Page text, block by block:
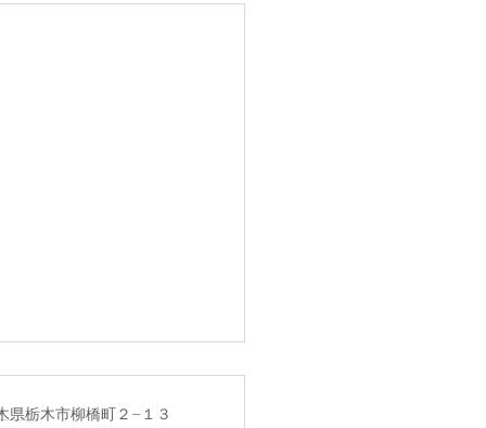
県栃木市柳橋町２−１３